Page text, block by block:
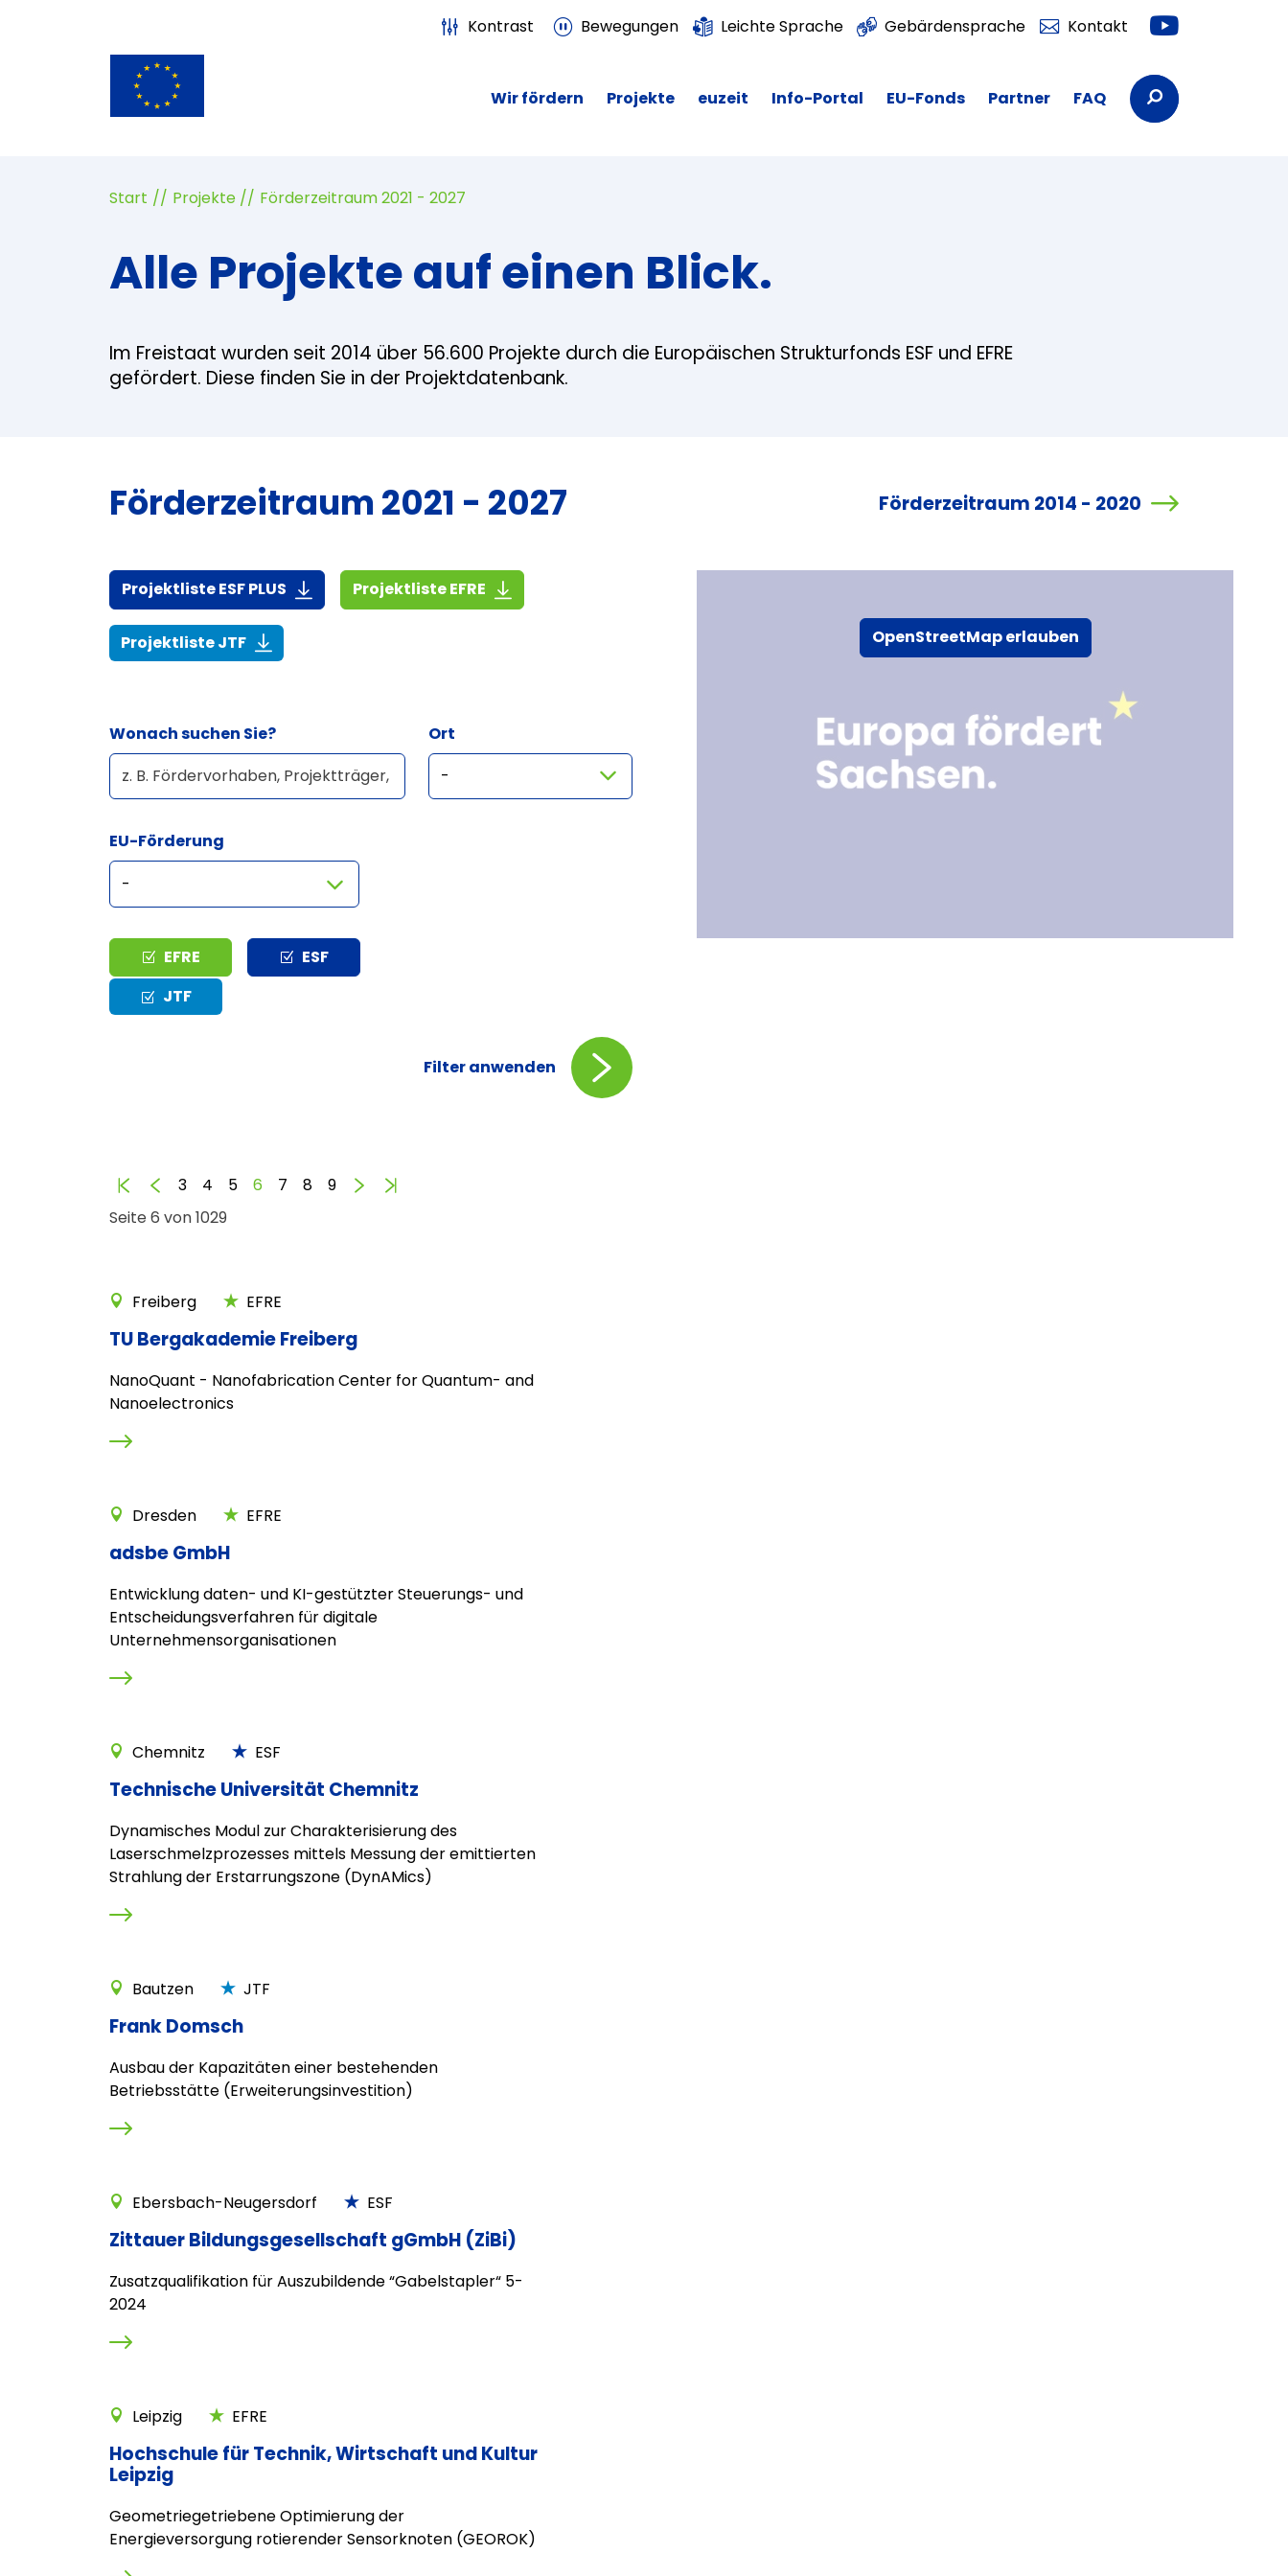
Kontrast Bewegungen Leichte Sprache Gebärdensprache Kontakt Youtube
Wir fördern Projekte euzeit Info-Portal EU-Fonds Partner FAQ Suchbegriffe
Start Projekte Förderzeitraum 2021 - 2027
Alle Projekte auf einen Blick.
Im Freistaat wurden seit 2014 über 56.600 Projekte durch die Europäischen Strukturfonds ESF und EFRE
gefördert. Diese finden Sie in der Projektdatenbank.
Förderzeitraum 2021 - 2027 Förderzeitraum 2014 - 2020
Projektliste ESF PLUS (916,7 KiB)Projektliste EFRE (1,4 MiB)
Projektliste JTF(268,6 KiB)
Wonach suchen Sie? Ort
EU-Förderung
Typ EFRE
ESF
JTF
Filter anwenden
Seite 6 von 1029
AnfangZurück
3 4 5 6 7 8 9 Vorwärts
Freiberg EFRE
TU Bergakademie Freiberg
NanoQuant - Nanofabrication Center for Quantum- and
Nanoelectronics
Dresden EFRE
adsbe GmbH
Entwicklung daten- und KI-gestützter Steuerungs- und
Entscheidungsverfahren für digitale
Unternehmensorganisationen
Chemnitz ESF
Technische Universität Chemnitz
Dynamisches Modul zur Charakterisierung des
Laserschmelzprozesses mittels Messung der emittierten
Strahlung der Erstarrungszone (DynAMics)
Bautzen JTF
Frank Domsch
Ausbau der Kapazitäten einer bestehenden
Betriebsstätte (Erweiterungsinvestition)
Ebersbach-Neugersdorf ESF
Zittauer Bildungsgesellschaft gGmbH (ZiBi)
Zusatzqualifikation für Auszubildende “Gabelstapler“ 5-
2024
Leipzig EFRE
Hochschule für Technik, Wirtschaft und Kultur
Leipzig
Geometriegetriebene Optimierung der
Energieversorgung rotierender Sensorknoten (GEOROK)
OpenStreetMap erlauben